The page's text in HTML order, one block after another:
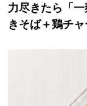
力尽きたら「
きそば＋鶏チャ